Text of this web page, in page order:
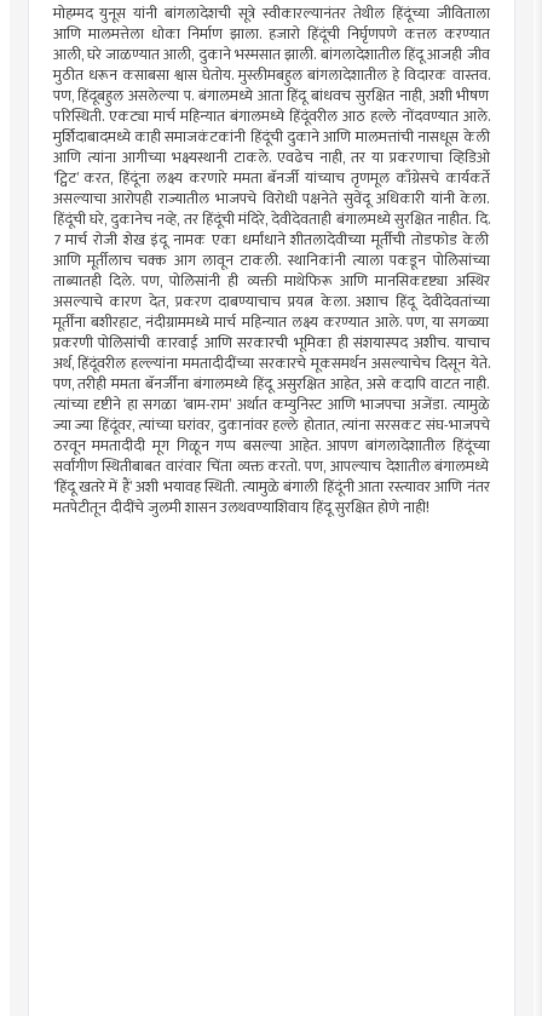
मोहम्मद युनूस यांनी बांगलादेशची सूत्रे स्वीकारल्यानंतर तेथील हिंदूंच्या जीविताला
आणि मालमत्तेला धोका निर्माण झाला. हजारो हिंदूंची निर्घृणपणे कत्तल करण्यात
आली, घरे जाळण्यात आली, दुकाने भस्मसात झाली. बांगलादेशातील हिंदू आजही जीव
मुठीत धरून कसाबसा श्वास घेतोय. मुस्लीमबहुल बांगलादेशातील हे विदारक वास्तव.
पण, हिंदूबहुल असलेल्या प. बंगालमध्ये आता हिंदू बांधवच सुरक्षित नाही, अशी भीषण
परिस्थिती. एकट्या मार्च महिन्यात बंगालमध्ये हिंदूंवरील आठ हल्ले नोंदवण्यात आले.
मुर्शिदाबादमध्ये काही समाजकंटकांनी हिंदूंची दुकाने आणि मालमत्तांची नासधूस केली
आणि त्यांना आगीच्या भक्ष्यस्थानी टाकले. एवढेच नाही, तर या प्रकरणाचा व्हिडिओ
‘ट्विट’ करत, हिंदूंना लक्ष्य करणारे ममता बॅनर्जी यांच्याच तृणमूल काँग्रेसचे कार्यकर्ते
असल्याचा आरोपही राज्यातील भाजपचे विरोधी पक्षनेते सुवेंदू अधिकारी यांनी केला.
हिंदूंची घरे, दुकानेच नव्हे, तर हिंदूंची मंदिरे, देवीदेवताही बंगालमध्ये सुरक्षित नाहीत. दि.
7 मार्च रोजी शेख इंदू नामक एका धर्मांधाने शीतलादेवीच्या मूर्तीची तोडफोड केली
आणि मूर्तीलाच चक्क आग लावून टाकली. स्थानिकांनी त्याला पकडून पोलिसांच्या
ताब्यातही दिले. पण, पोलिसांनी ही व्यक्ती माथेफिरू आणि मानसिकदृष्ट्या अस्थिर
असल्याचे कारण देत, प्रकरण दाबण्याचाच प्रयत्न केला. अशाच हिंदू देवीदेवतांच्या
मूर्तींना बशीरहाट, नंदीग्राममध्ये मार्च महिन्यात लक्ष्य करण्यात आले. पण, या सगळ्या
प्रकरणी पोलिसांची कारवाई आणि सरकारची भूमिका ही संशयास्पद अशीच. याचाच
अर्थ, हिंदूंवरील हल्ल्यांना ममतादीदींच्या सरकारचे मूकसमर्थन असल्याचेच दिसून येते.
पण, तरीही ममता बॅनर्जींना बंगालमध्ये हिंदू असुरक्षित आहेत, असे कदापि वाटत नाही.
त्यांच्या दृष्टीने हा सगळा ‘बाम-राम’ अर्थात कम्युनिस्ट आणि भाजपचा अजेंडा. त्यामुळे
ज्या ज्या हिंदूंवर, त्यांच्या घरांवर, दुकानांवर हल्ले होतात, त्यांना सरसकट संघ-भाजपचे
ठरवून ममतादीदी मूग गिळून गप्प बसल्या आहेत. आपण बांगलादेशातील हिंदूंच्या
सर्वांगीण स्थितीबाबत वारंवार चिंता व्यक्त करतो. पण, आपल्याच देशातील बंगालमध्ये
‘हिंदू खतरे में हैं’ अशी भयावह स्थिती. त्यामुळे बंगाली हिंदूंनी आता रस्त्यावर आणि नंतर
मतपेटीतून दीदींचे जुलमी शासन उलथवण्याशिवाय हिंदू सुरक्षित होणे नाही!